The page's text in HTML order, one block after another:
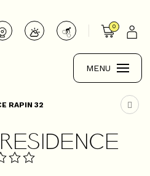
0
MENU
RAPIN 32